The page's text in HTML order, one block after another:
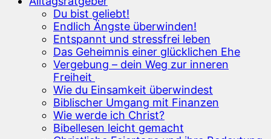
Du bist geliebt!
Endlich Ängste überwinden!
Entspannt und stressfrei leben
Das Geheimnis einer glücklichen Ehe
Vergebung – dein Weg zur inneren
Freiheit
Wie du Einsamkeit überwindest
Biblischer Umgang mit Finanzen
Wie werde ich Christ?
Bibellesen leicht gemacht